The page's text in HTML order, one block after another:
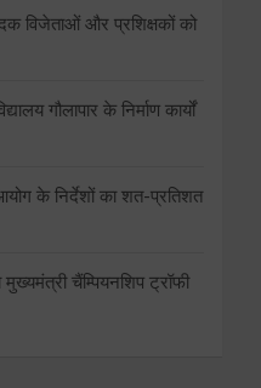
विजेताओं और प्रशिक्षकों को
गौलापार के निर्माण कार्यों
आयोग के निर्देशों का शत-प्रतिशत
चैंम्पियनशिप ट्रॉफी